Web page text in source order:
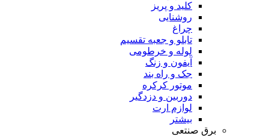
کلید و پریز
روشنایی
چراغ
تابلو و جعبه تقسیم
لوله و خرطومی
آیفون و زنگ
جک و راه بند
موتور کرکره
دوربین و دزدگیر
لوازم ارت
بیشتر
برق صنتعی